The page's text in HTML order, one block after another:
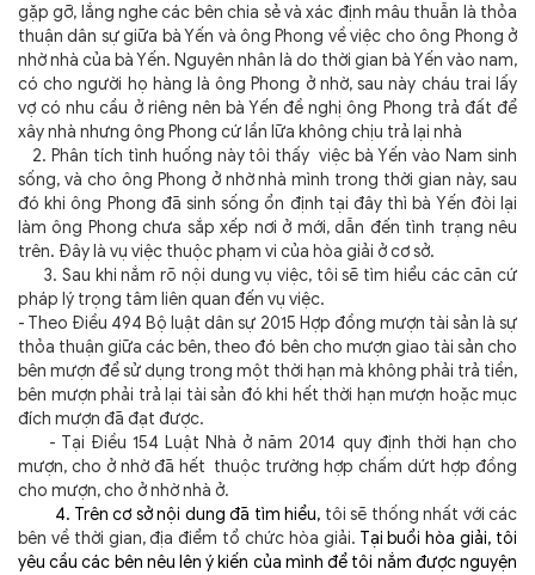
gặp gỡ, lắng nghe các bên chia sẻ và xác định mâu thuẫn là thỏa
thuận dân sự giữa bà Yến và ông Phong về việc cho ông Phong ở
nhờ nhà của bà Yến. Nguyên nhân là do thời gian bà Yến vào nam,
có cho người họ hàng là ông Phong ở nhờ, sau này cháu trai lấy
vợ có nhu cầu ở riêng nên bà Yến đề nghị ông Phong trả đất để
xây nhà nhưng ông Phong cứ lần lữa không chịu trả lại nhà
2. Phân tích tình huống này tôi thấy việc bà Yến vào Nam sinh
sống, và cho ông Phong ở nhờ nhà mình trong thời gian này, sau
đó khi ông Phong đã sinh sống ổn định tại đây thì bà Yến đòi lại
làm ông Phong chưa sắp xếp nơi ở mới, dẫn đến tình trạng nêu
trên. Đây là vụ việc thuộc phạm vi của hòa giải ở cơ sở.
3. Sau khi nắm rõ nội dung vụ việc, tôi sẽ tìm hiểu các căn cứ
pháp lý trọng tâm liên quan đến vụ việc.
- Theo Điều 494 Bộ luật dân sự 2015 Hợp đồng mượn tài sản là sự
thỏa thuận giữa các bên, theo đó bên cho mượn giao tài sản cho
bên mượn để sử dụng trong một thời hạn mà không phải trả tiền,
bên mượn phải trả lại tài sản đó khi hết thời hạn mượn hoặc mục
đích mượn đã đạt được.
- Tại Điều 154 Luật Nhà ở năm 2014 quy định thời hạn cho
mượn, cho ở nhờ đã hết thuộc trường hợp chấm dứt hợp đồng
cho mượn, cho ở nhờ nhà ở.
4. Trên cơ sở nội dung đã tìm hiểu, tôi sẽ thống nhất với các
bên về thời gian, địa điểm tổ chức hòa giải. Tại buổi hòa giải, tôi
yêu cầu các bên nêu lên ý kiến của mình để tôi nắm được nguyện